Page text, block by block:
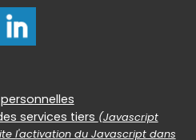
services tiers (Javascript
l'activation du Javascript dans